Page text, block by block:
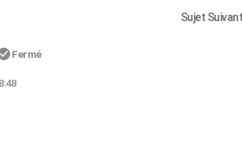
Sujet Suivant
Fermé